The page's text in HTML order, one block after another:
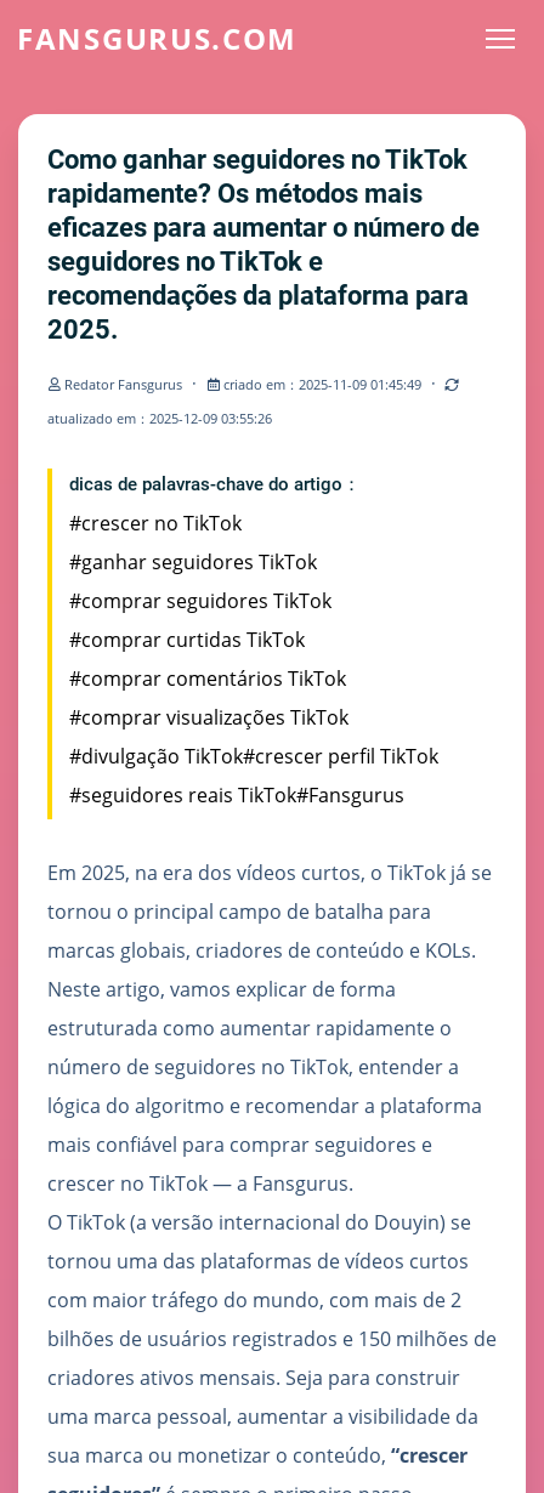
FANSGURUS.COM
Como ganhar seguidores no TikTok
rapidamente? Os métodos mais
eficazes para aumentar o número de
seguidores no TikTok e
recomendações da plataforma para
2025.
Redator Fansgurus · criado em：2025-11-09 01:45:49 ·
atualizado em：2025-12-09 03:55:26
dicas de palavras-chave do artigo：
#crescer no TikTok
#ganhar seguidores TikTok
#comprar seguidores TikTok
#comprar curtidas TikTok
#comprar comentários TikTok
#comprar visualizações TikTok
#divulgação TikTok#crescer perfil TikTok
#seguidores reais TikTok#Fansgurus
Em 2025, na era dos vídeos curtos, o TikTok já se
tornou o principal campo de batalha para
marcas globais, criadores de conteúdo e KOLs.
Neste artigo, vamos explicar de forma
estruturada como aumentar rapidamente o
número de seguidores no TikTok, entender a
lógica do algoritmo e recomendar a plataforma
mais confiável para comprar seguidores e
crescer no TikTok — a Fansgurus.
O TikTok (a versão internacional do Douyin) se
tornou uma das plataformas de vídeos curtos
com maior tráfego do mundo, com mais de 2
bilhões de usuários registrados e 150 milhões de
criadores ativos mensais. Seja para construir
uma marca pessoal, aumentar a visibilidade da
sua marca ou monetizar o conteúdo, “crescer